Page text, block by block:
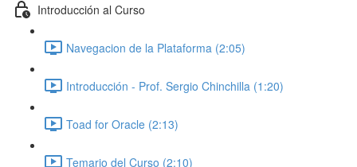
Introducción al Curso
Navegacion de la Plataforma (2:05)
Introducción - Prof. Sergio Chinchilla (1:20)
Toad for Oracle (2:13)
Temario del Curso (2:10)